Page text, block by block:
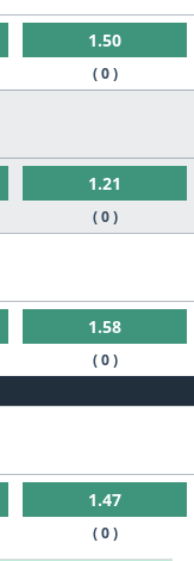
1.50
( 0 )
1.21
( 0 )
1.58
( 0 )
1.47
( 0 )